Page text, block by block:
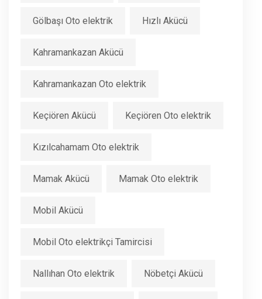
Gölbaşı Oto elektrik Hızlı Akücü
Kahramankazan Akücü
Kahramankazan Oto elektrik
Keçiören Akücü Keçiören Oto elektrik
Kızılcahamam Oto elektrik
Mamak Akücü Mamak Oto elektrik
Mobil Akücü
Mobil Oto elektrikçi Tamircisi
Nallıhan Oto elektrik Nöbetçi Akücü